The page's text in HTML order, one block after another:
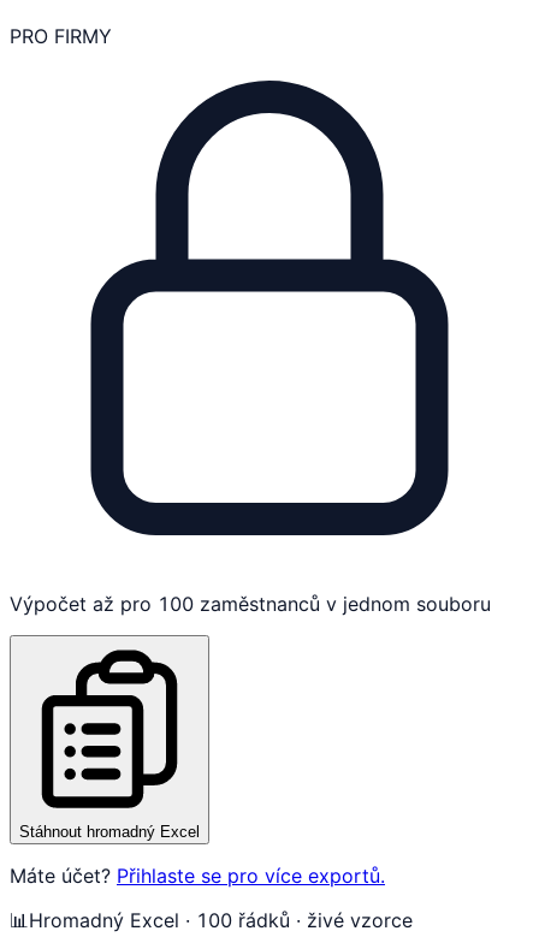
PRO FIRMY
Výpočet až pro 100 zaměstnanců v jednom souboru
Stáhnout hromadný Excel
Máte účet? Přihlaste se pro více exportů.
📊 Hromadný Excel · 100 řádků · živé vzorce